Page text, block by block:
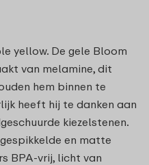
yellow. De gele Bloom
van melamine, dit
hem binnen te
heeft hij te danken aan
kiezelstenen.
en matte
BPA-vrij, licht van